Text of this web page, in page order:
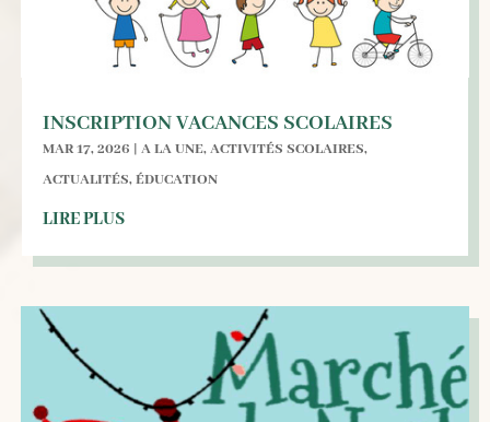
INSCRIPTION VACANCES SCOLAIRES
MAR 17, 2026 | A LA UNE,ACTIVITÉS SCOLAIRES,
ACTUALITÉS,ÉDUCATION
LIRE PLUS